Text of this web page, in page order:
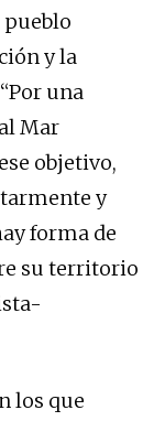
pueblo
y la
una
Mar
objetivo,
y
forma de
su territorio
los que